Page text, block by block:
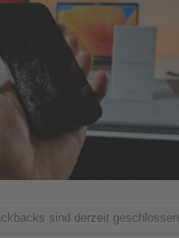
sind derzeit geschlossen.